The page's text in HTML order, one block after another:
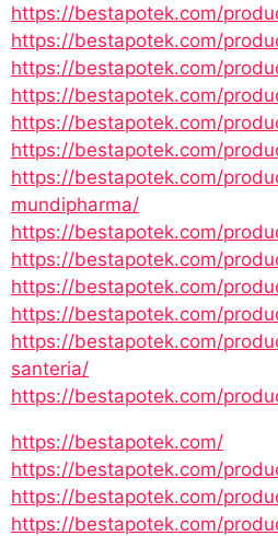
https://bestapotek.com/
https://bestapotek.com/
https://bestapotek.com/
https://bestapotek.com/
https://bestapotek.com/
https://bestapotek.com/
https://bestapotek.com/
mundipharma/
https://bestapotek.com/
https://bestapotek.com/
https://bestapotek.com/
https://bestapotek.com/
https://bestapotek.com/
santeria/
https://bestapotek.com/
https://bestapotek.com/
https://bestapotek.com/
https://bestapotek.com/
https://bestapotek.com/